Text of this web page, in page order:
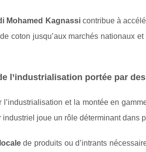
Mohamed Kagnassicontribue à
coton jusqu’aux marchés nationaux
l’industrialisation portée par
l’industrialisation et la montée en
industriel joue un rôle déterminant dans
de produits ou d’intrants